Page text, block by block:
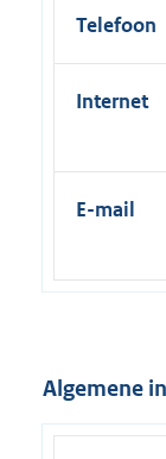
Telefoon
Internet
E-mail
Algemene